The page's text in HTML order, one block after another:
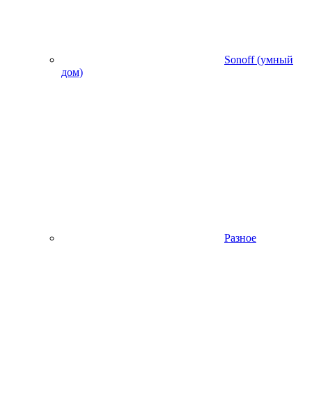
Sonoff (умный
дом)
Разное